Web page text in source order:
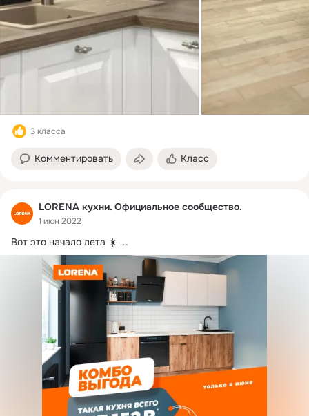
3 класса
Комментировать Класс
LORENA кухни. Официальное сообщество.
1 июн 2022
Вот это начало лета ☀️ ...